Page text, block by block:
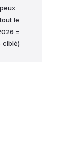
le
=
ciblé)